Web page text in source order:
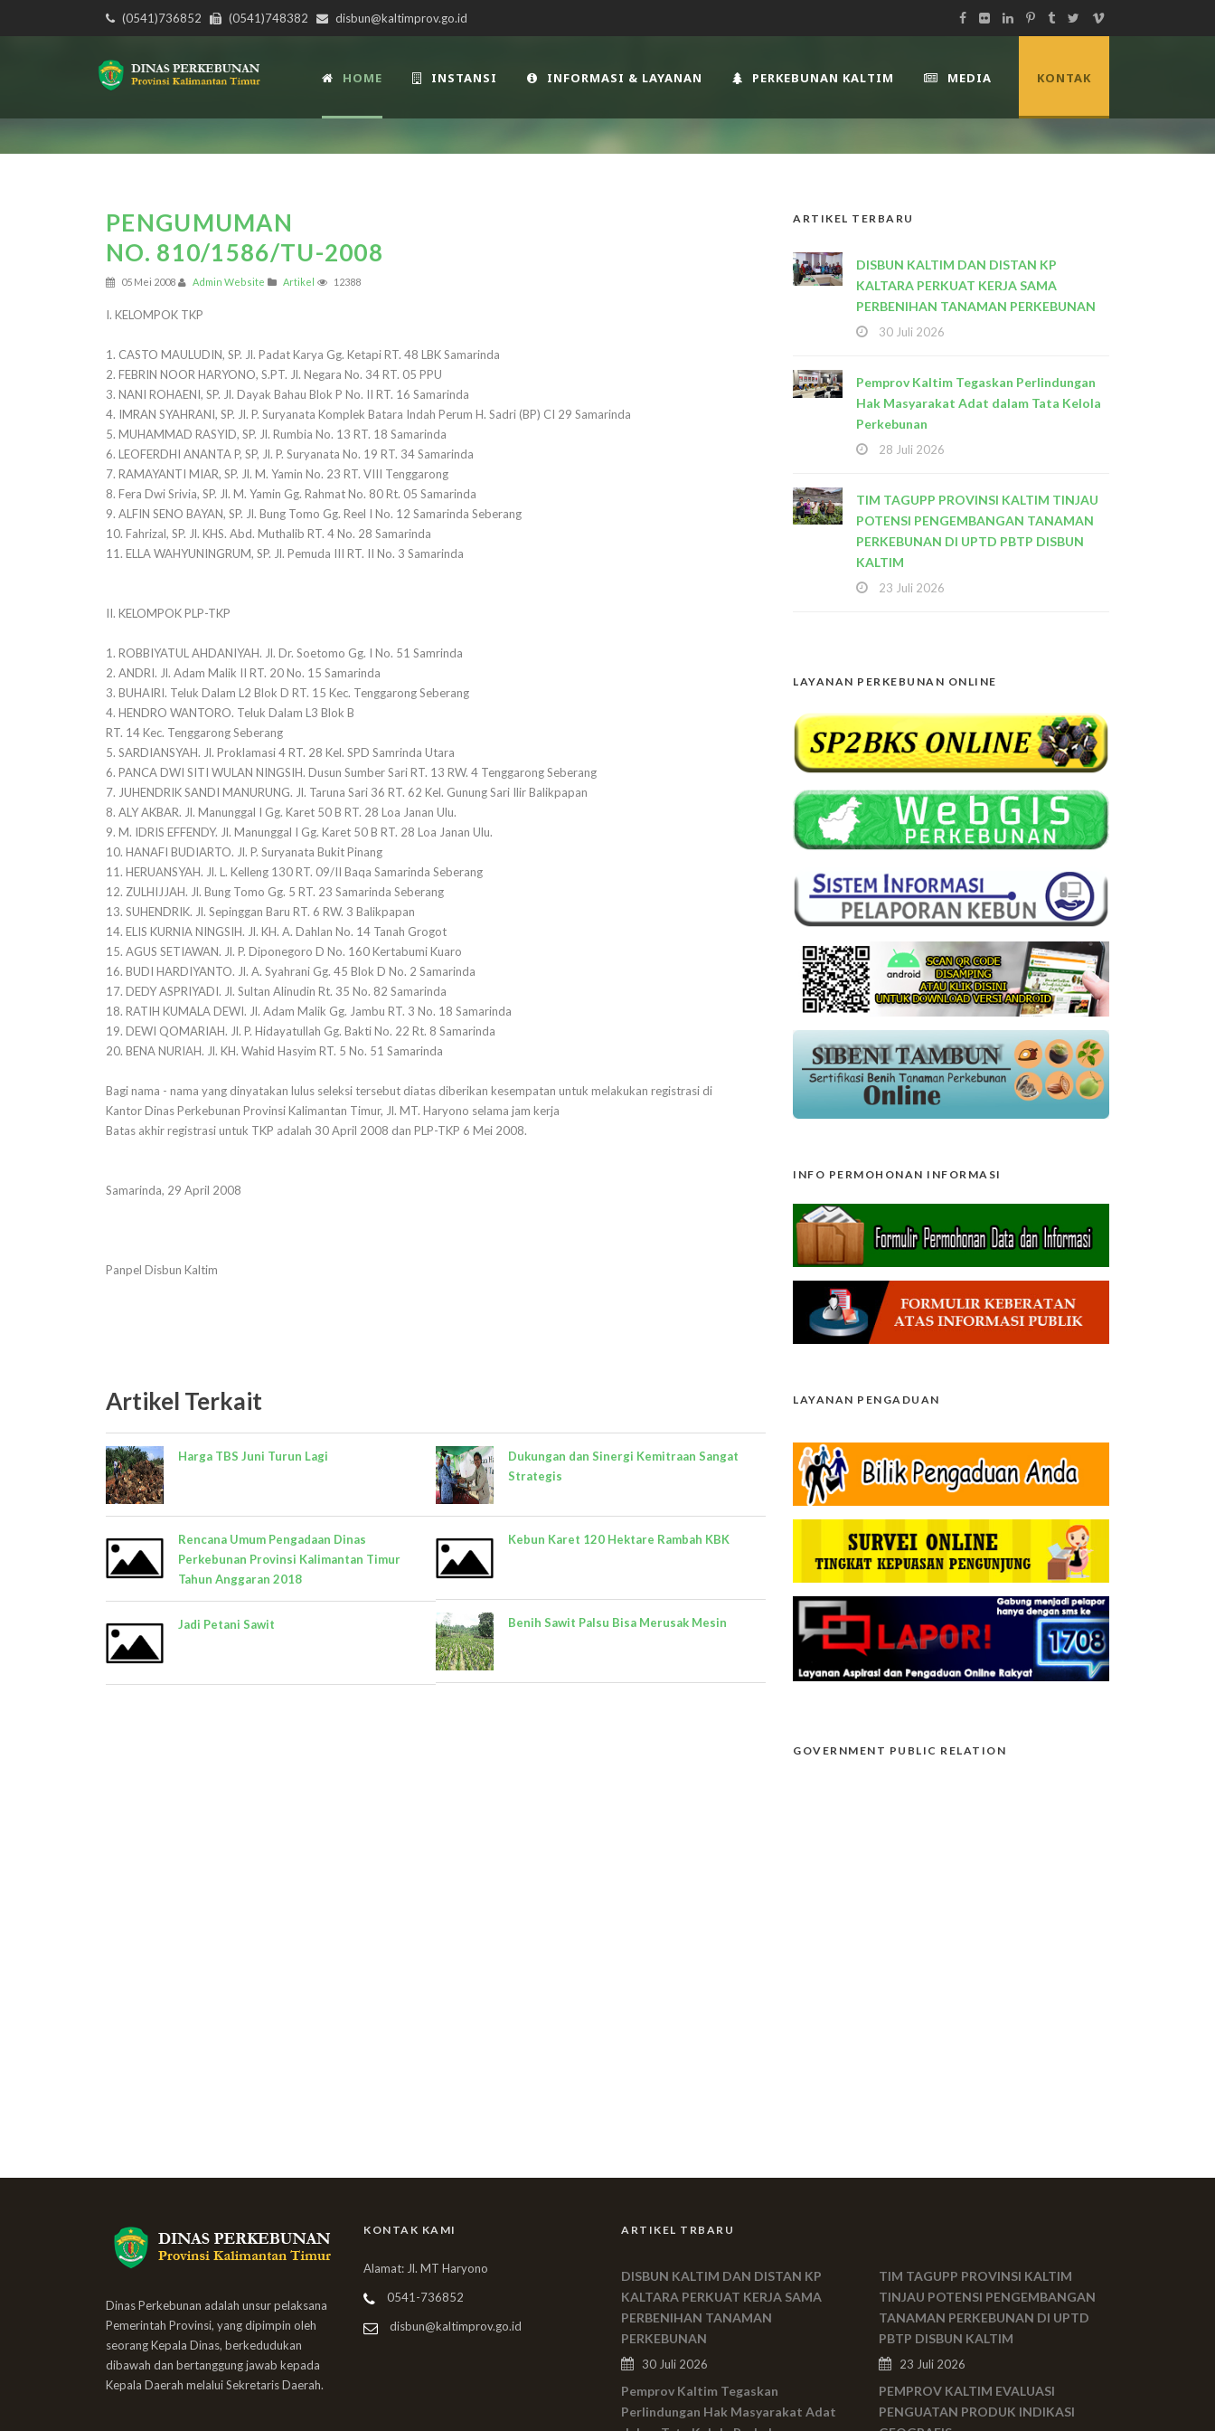
(0541)736852 (0541)748382 disbun@kaltimprov.go.id
HOME INSTANSI INFORMASI & LAYANAN PERKEBUNAN KALTIM MEDIA KONTAK
PENGUMUMAN
NO. 810/1586/TU-2008
05 Mei 2008 Admin Website Artikel 12388
I. KELOMPOK TKP
1. CASTO MAULUDIN, SP. Jl. Padat Karya Gg. Ketapi RT. 48 LBK Samarinda
2. FEBRIN NOOR HARYONO, S.PT. Jl. Negara No. 34 RT. 05 PPU
3. NANI ROHAENI, SP. Jl. Dayak Bahau Blok P No. II RT. 16 Samarinda
4. IMRAN SYAHRANI, SP. Jl. P. Suryanata Komplek Batara Indah Perum H. Sadri (BP) CI 29 Samarinda
5. MUHAMMAD RASYID, SP. Jl. Rumbia No. 13 RT. 18 Samarinda
6. LEOFERDHI ANANTA P, SP, Jl. P. Suryanata No. 19 RT. 34 Samarinda
7. RAMAYANTI MIAR, SP. Jl. M. Yamin No. 23 RT. VIII Tenggarong
8. Fera Dwi Srivia, SP. Jl. M. Yamin Gg. Rahmat No. 80 Rt. 05 Samarinda
9. ALFIN SENO BAYAN, SP. Jl. Bung Tomo Gg. Reel I No. 12 Samarinda Seberang
10. Fahrizal, SP. Jl. KHS. Abd. Muthalib RT. 4 No. 28 Samarinda
11. ELLA WAHYUNINGRUM, SP. Jl. Pemuda III RT. II No. 3 Samarinda
II. KELOMPOK PLP-TKP
1. ROBBIYATUL AHDANIYAH. Jl. Dr. Soetomo Gg. I No. 51 Samrinda
2. ANDRI. Jl. Adam Malik II RT. 20 No. 15 Samarinda
3. BUHAIRI. Teluk Dalam L2 Blok D RT. 15 Kec. Tenggarong Seberang
4. HENDRO WANTORO. Teluk Dalam L3 Blok B
RT. 14 Kec. Tenggarong Seberang
5. SARDIANSYAH. Jl. Proklamasi 4 RT. 28 Kel. SPD Samrinda Utara
6. PANCA DWI SITI WULAN NINGSIH. Dusun Sumber Sari RT. 13 RW. 4 Tenggarong Seberang
7. JUHENDRIK SANDI MANURUNG. Jl. Taruna Sari 36 RT. 62 Kel. Gunung Sari Ilir Balikpapan
8. ALY AKBAR. Jl. Manunggal I Gg. Karet 50 B RT. 28 Loa Janan Ulu.
9. M. IDRIS EFFENDY. Jl. Manunggal I Gg. Karet 50 B RT. 28 Loa Janan Ulu.
10. HANAFI BUDIARTO. Jl. P. Suryanata Bukit Pinang
11. HERUANSYAH. Jl. L. Kelleng 130 RT. 09/II Baqa Samarinda Seberang
12. ZULHIJJAH. Jl. Bung Tomo Gg. 5 RT. 23 Samarinda Seberang
13. SUHENDRIK. Jl. Sepinggan Baru RT. 6 RW. 3 Balikpapan
14. ELIS KURNIA NINGSIH. Jl. KH. A. Dahlan No. 14 Tanah Grogot
15. AGUS SETIAWAN. Jl. P. Diponegoro D No. 160 Kertabumi Kuaro
16. BUDI HARDIYANTO. Jl. A. Syahrani Gg. 45 Blok D No. 2 Samarinda
17. DEDY ASPRIYADI. Jl. Sultan Alinudin Rt. 35 No. 82 Samarinda
18. RATIH KUMALA DEWI. Jl. Adam Malik Gg. Jambu RT. 3 No. 18 Samarinda
19. DEWI QOMARIAH. Jl. P. Hidayatullah Gg. Bakti No. 22 Rt. 8 Samarinda
20. BENA NURIAH. Jl. KH. Wahid Hasyim RT. 5 No. 51 Samarinda
Bagi nama - nama yang dinyatakan lulus seleksi tersebut diatas diberikan kesempatan untuk melakukan registrasi di
Kantor Dinas Perkebunan Provinsi Kalimantan Timur, Jl. MT. Haryono selama jam kerja
Batas akhir registrasi untuk TKP adalah 30 April 2008 dan PLP-TKP 6 Mei 2008.
Samarinda, 29 April 2008
Panpel Disbun Kaltim
Artikel Terkait
Harga TBS Juni Turun Lagi
Rencana Umum Pengadaan Dinas
Perkebunan Provinsi Kalimantan Timur
Tahun Anggaran 2018
Jadi Petani Sawit
Dukungan dan Sinergi Kemitraan Sangat
Strategis
Kebun Karet 120 Hektare Rambah KBK
Benih Sawit Palsu Bisa Merusak Mesin
ARTIKEL TERBARU
DISBUN KALTIM DAN DISTAN KP
KALTARA PERKUAT KERJA SAMA
PERBENIHAN TANAMAN PERKEBUNAN
30 Juli 2026
Pemprov Kaltim Tegaskan Perlindungan
Hak Masyarakat Adat dalam Tata Kelola
Perkebunan
28 Juli 2026
TIM TAGUPP PROVINSI KALTIM TINJAU
POTENSI PENGEMBANGAN TANAMAN
PERKEBUNAN DI UPTD PBTP DISBUN
KALTIM
23 Juli 2026
LAYANAN PERKEBUNAN ONLINE
INFO PERMOHONAN INFORMASI
LAYANAN PENGADUAN
GOVERNMENT PUBLIC RELATION
Dinas Perkebunan adalah unsur pelaksana
Pemerintah Provinsi, yang dipimpin oleh
seorang Kepala Dinas, berkedudukan
dibawah dan bertanggung jawab kepada
Kepala Daerah melalui Sekretaris Daerah.
KONTAK KAMI
Alamat: Jl. MT Haryono
0541-736852
disbun@kaltimprov.go.id
ARTIKEL TRBARU
DISBUN KALTIM DAN DISTAN KP
KALTARA PERKUAT KERJA SAMA
PERBENIHAN TANAMAN
PERKEBUNAN
30 Juli 2026
Pemprov Kaltim Tegaskan
Perlindungan Hak Masyarakat Adat
TIM TAGUPP PROVINSI KALTIM
TINJAU POTENSI PENGEMBANGAN
TANAMAN PERKEBUNAN DI UPTD
PBTP DISBUN KALTIM
23 Juli 2026
PEMPROV KALTIM EVALUASI
PENGUATAN PRODUK INDIKASI